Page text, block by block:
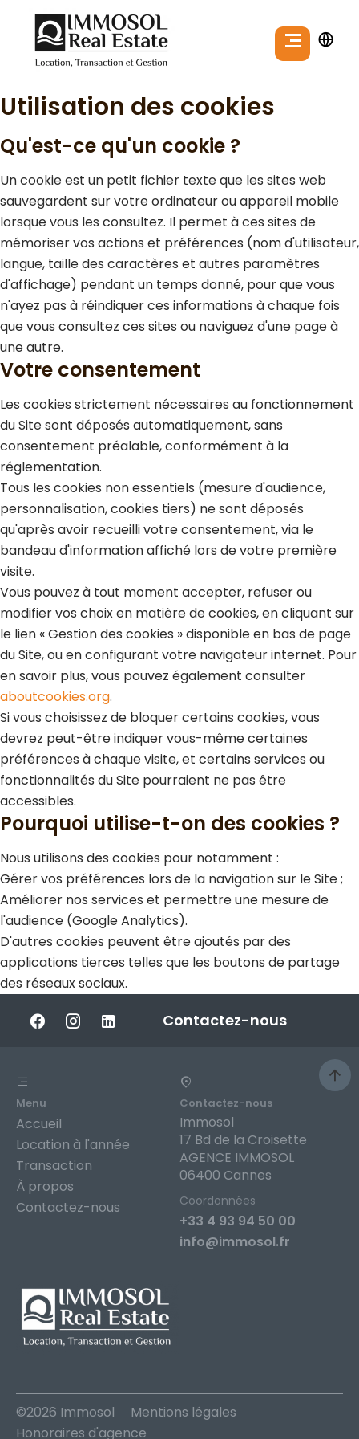
Utilisation des cookies
Qu'est-ce qu'un cookie ?
Un cookie est un petit fichier texte que les sites web
sauvegardent sur votre ordinateur ou appareil mobile
lorsque vous les consultez. Il permet à ces sites de
mémoriser vos actions et préférences (nom d'utilisateur,
langue, taille des caractères et autres paramètres
d'affichage) pendant un temps donné, pour que vous
n'ayez pas à réindiquer ces informations à chaque fois
que vous consultez ces sites ou naviguez d'une page à
une autre.
Votre consentement
Les cookies strictement nécessaires au fonctionnement
du Site sont déposés automatiquement, sans
consentement préalable, conformément à la
réglementation.
Tous les cookies non essentiels (mesure d'audience,
personnalisation, cookies tiers) ne sont déposés
qu'après avoir recueilli votre consentement, via le
bandeau d'information affiché lors de votre première
visite.
Vous pouvez à tout moment accepter, refuser ou
modifier vos choix en matière de cookies, en cliquant sur
le lien « Gestion des cookies » disponible en bas de page
du Site, ou en configurant votre navigateur internet. Pour
en savoir plus, vous pouvez également consulter
aboutcookies.org.
Si vous choisissez de bloquer certains cookies, vous
devrez peut-être indiquer vous-même certaines
préférences à chaque visite, et certains services ou
fonctionnalités du Site pourraient ne pas être
accessibles.
Pourquoi utilise-t-on des cookies ?
Nous utilisons des cookies pour notamment :
Gérer vos préférences lors de la navigation sur le Site ;
Améliorer nos services et permettre une mesure de
l'audience (Google Analytics).
D'autres cookies peuvent être ajoutés par des
applications tierces telles que les boutons de partage
des réseaux sociaux.
Contactez-nous
Menu
Accueil
Location à l'année
Transaction
À propos
Contactez-nous
Contactez-nous
Immosol
17 Bd de la Croisette
AGENCE IMMOSOL
06400 Cannes
Coordonnées
+33 4 93 94 50 00
info@immosol.fr
©2026 Immosol
Mentions légales
Honoraires d'agence